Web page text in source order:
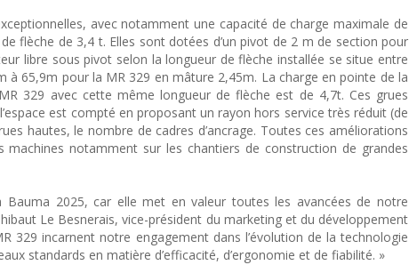
avec notamment une capacité de charge maximale de
flèche de 3,4 t. Elles sont dotées d’un pivot de 2 m de section pour
libre sous pivot selon la longueur de flèche installée se situe entre
65,9m pour la MR 329 en mâture 2,45m. La charge en pointe de la
329 avec cette même longueur de flèche est de 4,7t. Ces grues
est compté en proposant un rayon hors service très réduit (de
hautes, le nombre de cadres d’ancrage. Toutes ces améliorations
notamment sur les chantiers de construction de grandes
2025, car elle met en valeur toutes les avancées de notre
Le Besnerais, vice-président du marketing et du développement
329 incarnent notre engagement dans l’évolution de la technologie
standards en matière d’efficacité, d’ergonomie et de fiabilité. »